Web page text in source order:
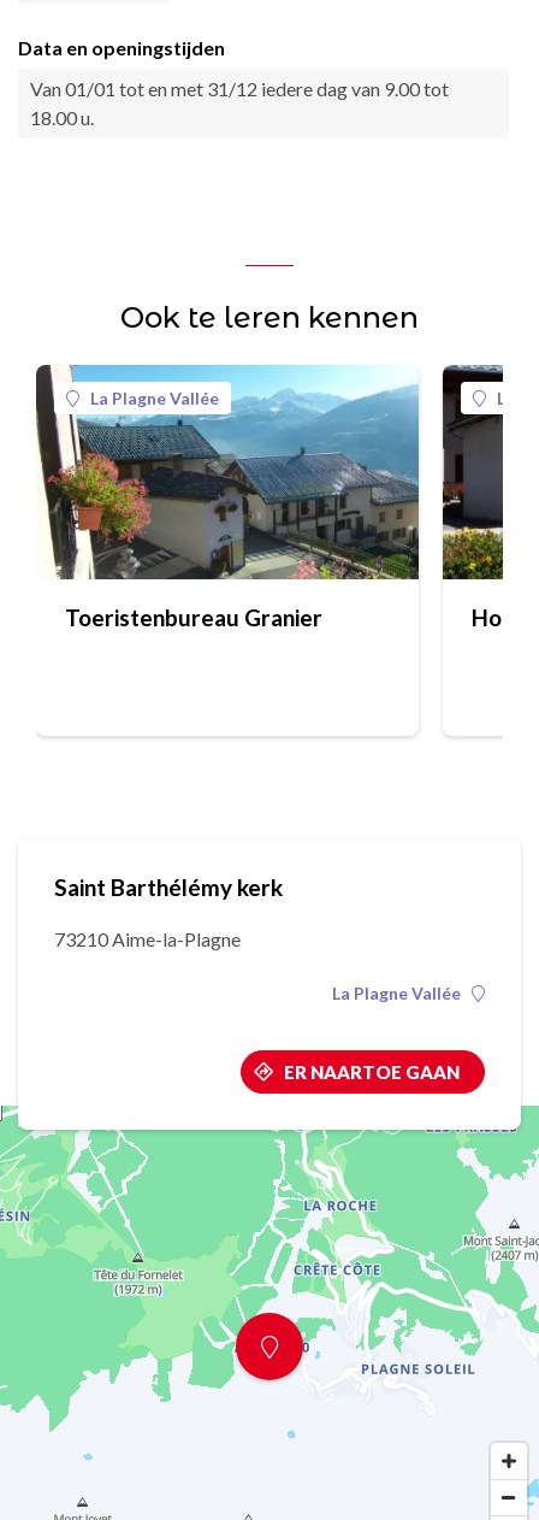
Data en openingstijden
Van 01/01 tot en met 31/12 iedere dag van 9.00 tot
18.00 u.
Ook te leren kennen
La Plagne Vallée
Toeristenbureau Granier
La
Saint Barthélémy kerk
73210 Aime-la-Plagne
La Plagne Vallée
ER NAARTOE GAAN